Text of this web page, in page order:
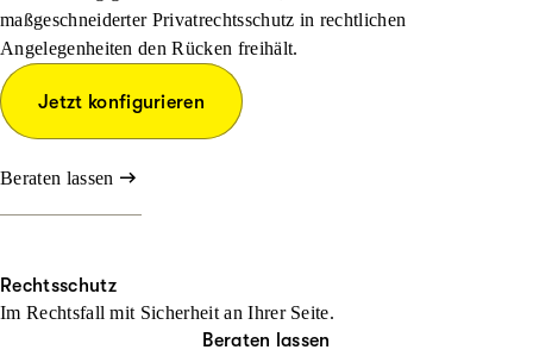
maßgeschneiderter Privatrechtsschutz in rechtlichen
Angelegenheiten den Rücken freihält.
Jetzt konfigurieren
Beraten lassen
Rechtsschutz
Im Rechtsfall mit Sicher­heit an Ihrer Seite.
Beraten lassen